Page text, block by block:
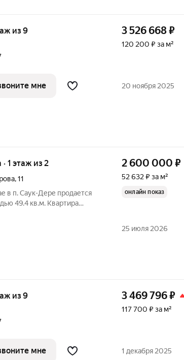
из 9 3 526 668₽
120 200 ₽ за м²
мне 20 ноября 2025
1 этаж из 2
,11
в п. Саук-Дере продается
49.4 кв.м. Квартира
в поселке: Детский сад,
2 600 000 ₽
52 632 ₽ за м²
онлайн показ
25 июля 2026
из 9 3 469 796₽
117 700 ₽ за м²
мне 1 декабря 2025